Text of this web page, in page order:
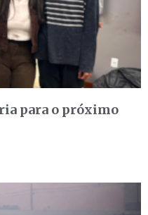
para o próximo